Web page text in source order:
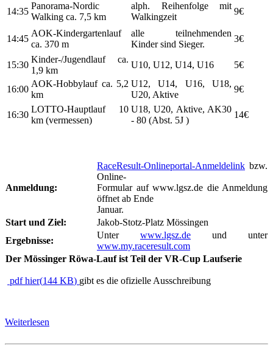
14:35
Panorama-Nordic
Walking ca. 7,5 km
alph. Reihenfolge mit
Walkingzeit
9€
14:45
AOK-Kindergartenlauf
ca. 370 m
alle teilnehmenden
Kinder sind Sieger.
3€
15:30
Kinder-/Jugendlauf ca.
1,9 km
U10, U12, U14, U16 5€
16:00
AOK-Hobbylauf ca. 5,2
km
U12, U14, U16, U18,
U20, Aktive
9€
16:30
LOTTO-Hauptlauf 10
km (vermessen)
U18, U20, Aktive, AK30
- 80 (Abst. 5J )
14€
Anmeldung:
RaceResult-Onlineportal-Anmeldelink bzw.
Online-
Formular auf www.lgsz.de die Anmeldung
öffnet ab Ende
Januar.
Start und Ziel:
Jakob-Stotz-Platz Mössingen
Ergebnisse:
Unter www.lgsz.de und unter
www.my.raceresult.com
Der Mössinger Röwa-Lauf ist Teil der VR-Cup Laufserie
pdfhier(144 KB) gibt es die ofizielle Ausschreibung
Weiterlesen